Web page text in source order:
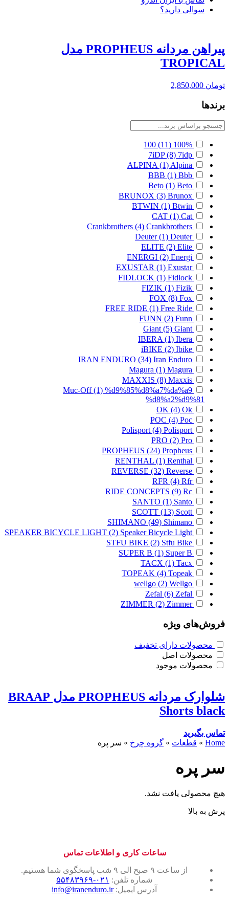
سوالی دارید؟
پیراهن مردانه PROPHEUS مدل
TROPICAL
تومان
برندها
100%
(11)
100
7iDP (8) 7idp
ALPINA (1) Alpina
BBB (1) Bbb
Beto (1) Beto
BRUNOX (3) Brunox
BTWIN (1) Btwin
CAT (1) Cat
Crankbrothers (4) Crankbrothers
Deuter (1) Deuter
ELITE (2) Elite
ENERGI (2) Energi
EXUSTAR (1) Exustar
FIDLOCK (1) Fidlock
FIZIK (1) Fizik
FOX (8) Fox
FREE RIDE (1) Free Ride
FUNN (2) Funn
Giant (5) Giant
IBERA (1) Ibera
iBIKE (2) Ibike
IRAN ENDURO (34) Iran Enduro
Magura (1) Magura
MAXXIS (8) Maxxis
Muc-Off (1) %d9%85%d8%a7%da%a9
%d8%a2%d9%81
OK (4) Ok
POC (4) Poc
Polisport (4) Polisport
PRO (2) Pro
PROPHEUS (24) Propheus
RENTHAL (1) Renthal
REVERSE (32) Reverse
RFR (4) Rfr
RIDE CONCEPTS (9) Rc
SANTO (1) Santo
SCOTT (13) Scott
SHIMANO (49) Shimano
SPEAKER BICYCLE LIGHT (2) Speaker Bicycle Light
STFU BIKE (2) Stfu Bike
SUPER B (1) Super B
TACX (1) Tacx
TOPEAK (4) Topeak
wellgo (2) Wellgo
Zefal (6) Zefal
ZIMMER (2) Zimmer
فروش‌های ویژه
محصولات دارای تخفیف
محصولات اصل
محصولات موجود
شلوارک مردانه PROPHEUS مدل BRAAP
Shorts black
تماس بگیرید
Home
» قطعات » گروه چرخ » سر پره
سر پره
هیچ محصولی یافت نشد.
پرش به بالا
ساعات کاری و اطلاعات تماس
از ساعت ۹ صبح الی ۹ شب پاسخگوی شما هستیم.
شماره تلفن: ۰۲۱-۵۵۴۸۳۹۶۹
آدرس ایمیل:info@iranenduro.ir